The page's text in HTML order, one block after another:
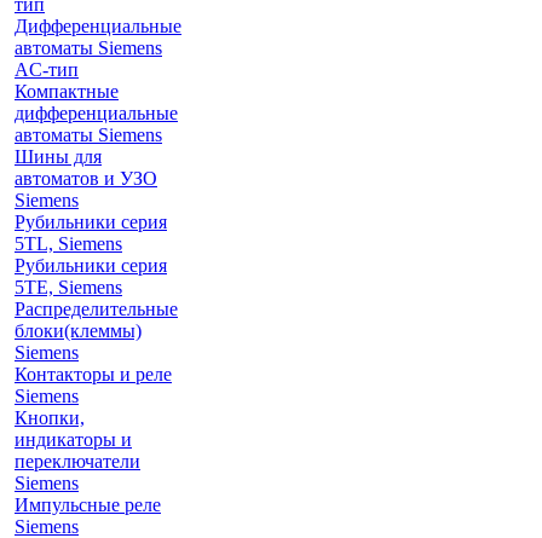
тип
Дифференциальные
автоматы Siemens
AС-тип
Компактные
дифференциальные
автоматы Siemens
Шины для
автоматов и УЗО
Siemens
Рубильники серия
5TL, Siemens
Рубильники серия
5TE, Siemens
Распределительные
блоки(клеммы)
Siemens
Контакторы и реле
Siemens
Кнопки,
индикаторы и
переключатели
Siemens
Импульсные реле
Siemens